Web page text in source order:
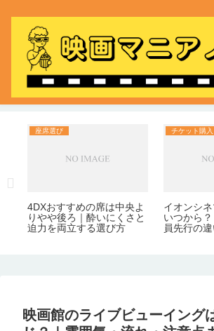
座席選び
4DXおすすめの席は中央よ
りやや後ろ｜酔いにくさと
迫力を両立する選び方
チケット購入
イオンシ
いつから
員先行の違
映画館のライブビューイング